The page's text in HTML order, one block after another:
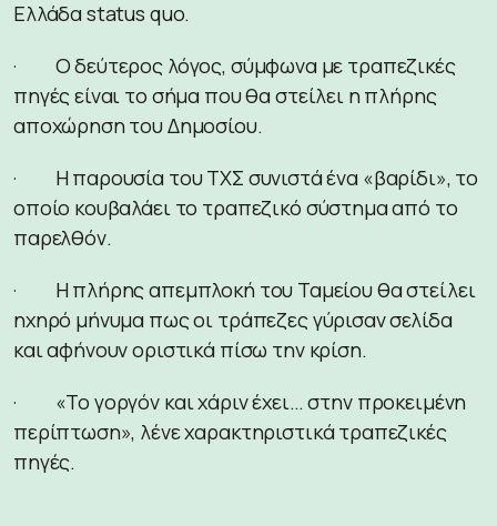
Ελλάδα status quo.
· O δεύτερος λόγος, σύμφωνα με τραπεζικές
πηγές είναι το σήμα που θα στείλει η πλήρης
αποχώρηση του Δημοσίου.
· Η παρουσία του ΤΧΣ συνιστά ένα «βαρίδι», το
οποίο κουβαλάει το τραπεζικό σύστημα από το
παρελθόν.
· Η πλήρης απεμπλοκή του Ταμείου θα στείλει
ηχηρό μήνυμα πως οι τράπεζες γύρισαν σελίδα
και αφήνουν οριστικά πίσω την κρίση.
· «Το γοργόν και χάριν έχει… στην προκειμένη
περίπτωση», λένε χαρακτηριστικά τραπεζικές
πηγές.